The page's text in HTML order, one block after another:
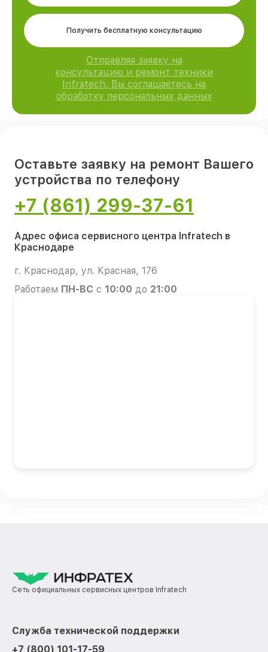
Получить бесплатную консультацию
Отправляя заявку на
консультацию и ремонт техники
Infratech, Вы соглашаетесь на
обработку персональных данных
Оставьте заявку на ремонт Вашего
устройства по телефону
+7 (861) 299-37-61
Адрес офиса сервисного центра Infratech в
Краснодаре
г. Краснодар, ул. Красная, 176
Работаем ПН-ВС с 10:00 до 21:00
Сеть официальных сервисных центров Infratech
Служба технической поддержки
+7 (800) 101-17-59